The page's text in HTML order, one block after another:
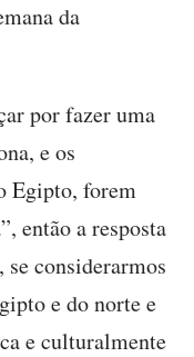
da
por fazer uma
e os
Egipto, forem
então a resposta
considerarmos
e do norte e
e culturalmente